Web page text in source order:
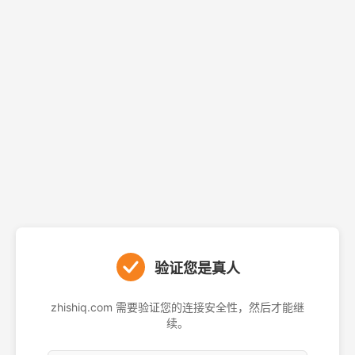
验证您是真人
zhishiq.com 需要验证您的连接安全性，然后才能继
续。